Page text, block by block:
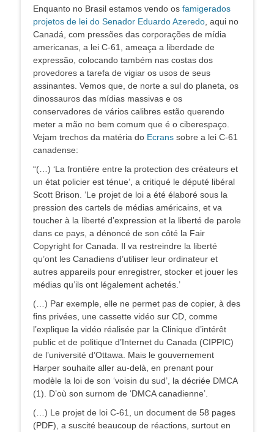
Enquanto no Brasil estamos vendo os famigerados
projetos de lei do Senador Eduardo Azeredo , aqui no
Canadá, com pressões das corporações de mídia
americanas, a lei C-61, ameaça a liberdade de
expressão, colocando também nas costas dos
provedores a tarefa de vigiar os usos de seus
assinantes. Vemos que, de norte a sul do planeta, os
dinossauros das mídias massivas e os
conservadores de vários calibres estão querendo
meter a mão no bem comum que é o ciberespaço.
Vejam trechos da matéria do Ecrans sobre a lei C-61
canadense:
“(…) ‘La frontière entre la protection des créateurs et
un état policier est ténue’, a critiqué le député libéral
Scott Brison. ‘Le projet de loi a été élaboré sous la
pression des cartels de médias américains, et va
toucher à la liberté d’expression et la liberté de parole
dans ce pays, a dénoncé de son côté la Fair
Copyright for Canada. Il va restreindre la liberté
qu’ont les Canadiens d’utiliser leur ordinateur et
autres appareils pour enregistrer, stocker et jouer les
médias qu’ils ont légalement achetés.’
(…) Par exemple, elle ne permet pas de copier, à des
fins privées, une cassette vidéo sur CD, comme
l’explique la vidéo réalisée par la Clinique d’intérêt
public et de politique d’Internet du Canada (CIPPIC)
de l’université d’Ottawa. Mais le gouvernement
Harper souhaite aller au-delà, en prenant pour
modèle la loi de son ‘voisin du sud’, la décriée DMCA
(1). D’où son surnom de ‘DMCA canadienne’.
(…) Le projet de loi C-61, un document de 58 pages
(PDF), a suscité beaucoup de réactions, surtout en